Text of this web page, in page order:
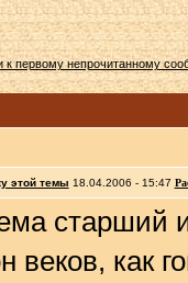
к первому непрочитанному
этой темы 18.04.2006 - 15:47
старший
веков, как